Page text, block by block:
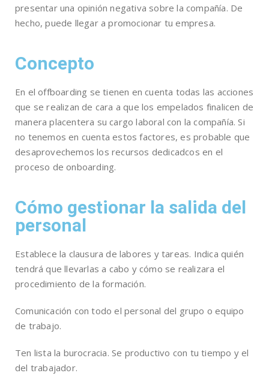
presentar una opinión negativa sobre la compañía. De
hecho, puede llegar a promocionar tu empresa.
Concepto
En el offboarding se tienen en cuenta todas las acciones
que se realizan de cara a que los empelados finalicen de
manera placentera su cargo laboral con la compañía. Si
no tenemos en cuenta estos factores, es probable que
desaprovechemos los recursos dedicadcos en el
proceso de onboarding.
Cómo gestionar la salida del
personal
Establece la clausura de labores y tareas. Indica quién
tendrá que llevarlas a cabo y cómo se realizara el
procedimiento de la formación.
Comunicación con todo el personal del grupo o equipo
de trabajo.
Ten lista la burocracia. Se productivo con tu tiempo y el
del trabajador.